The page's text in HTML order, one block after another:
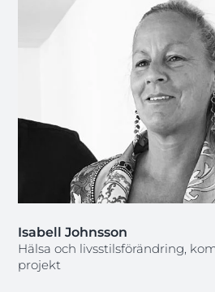
Isabell Johnsson
Hälsa och livsstilsförändring,
projekt